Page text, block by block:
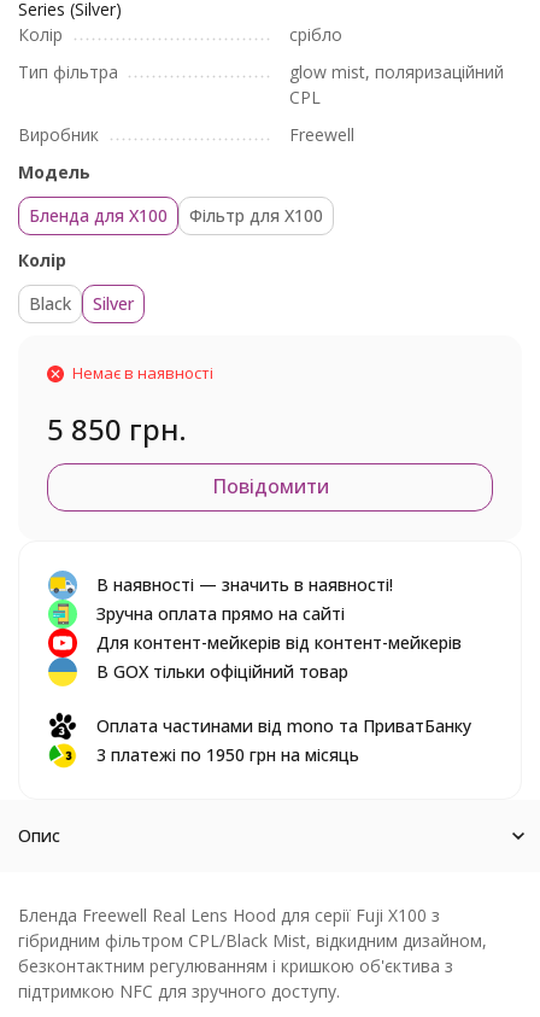
Series (Silver)
Колір
срібло
Тип фільтра
glow mist, поляризаційний
CPL
Виробник
Freewell
Модель
Бленда для X100
Фільтр для X100
Колір
Black
Silver
Немає в наявності
5 850 грн.
Повідомити
В наявності — значить в наявності!
Зручна оплата прямо на сайті
Для контент-мейкерів від контент-мейкерів
В GOX тільки офіційний товар
Оплата частинами від mono та ПриватБанку
3 платежі по 1950 грн на місяць
Опис
Бленда Freewell Real Lens Hood для серії Fuji X100 з
гібридним фільтром CPL/Black Mist, відкидним дизайном,
безконтактним регулюванням і кришкою об'єктива з
підтримкою NFC для зручного доступу.